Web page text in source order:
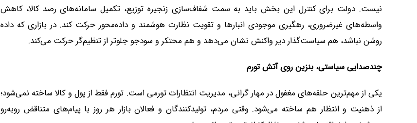
نیست. دولت برای کنترل این بخش باید به سمت شفاف‌سازی زنجیره توزیع، تکمیل سامانه‌های رصد کالا، کاهش
واسطه‌های غیرضروری، رهگیری موجودی انبارها و تقویت نظارت هوشمند و داده‌محور حرکت کند. در بازاری که داده
روشن نباشد، هم سیاست‌گذار دیر واکنش نشان می‌دهد و هم محتکر و سودجو جلوتر از تنظیم‌گر حرکت می‌کند.
چندصدایی سیاستی، بنزین روی آتش تورم
یکی از مهم‌ترین حلقه‌های مغفول در مهار گرانی، مدیریت انتظارات تورمی است. تورم فقط از پول و کالا ساخته نمی‌شود؛
از ذهنیت و انتظار هم ساخته می‌شود. وقتی مردم، تولیدکنندگان و فعالان بازار هر روز با پیام‌های متناقض روبه‌رو